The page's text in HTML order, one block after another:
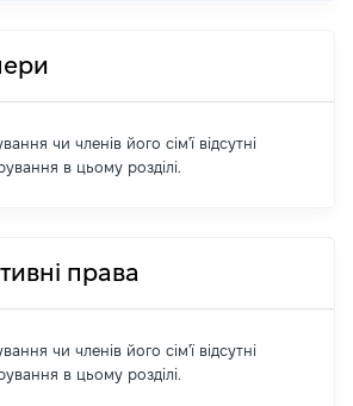
чи членів його сім'ї відсутні
в цьому розділі.
права
чи членів його сім'ї відсутні
в цьому розділі.